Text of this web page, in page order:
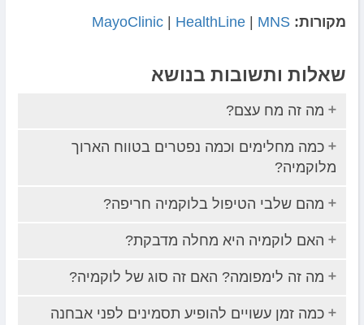
מקורות: MayoClinic HealthLine MNS
שאלות ותשובות בנושא
מה זה מח עצם?
כמה מחלימים וכמה נפטרים בטווח הארוך
מלוקמיה?
מהם שלבי הטיפול בלוקמיה חריפה?
האם לוקמיה היא מחלה מדבקת?
מה זה לימפומה? האם זה סוג של לוקמיה?
כמה זמן עשויים להופיע תסמינים לפני אבחנה